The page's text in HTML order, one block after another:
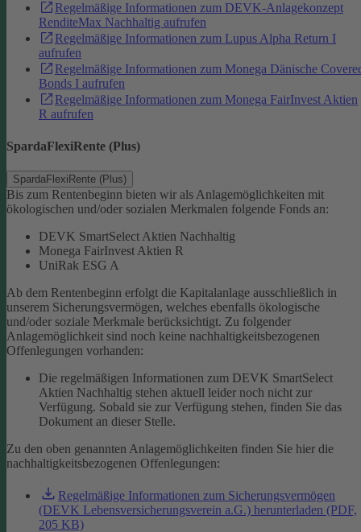
Regelmäßige Informationen zum DEVK-Anlagekonzept
RenditeMax Nachhaltig aufrufen
Regelmäßige Informationen zum Lupus Alpha Return I
aufrufen
Regelmäßige Informationen zum Monega Dänische
Bonds I aufrufen
Regelmäßige Informationen zum Monega FairInvest Aktien
R aufrufen
SpardaFlexiRente (Plus)
SpardaFlexiRente (Plus)
Bis zum Rentenbeginn bieten wir als Anlagemöglichkeiten mit
ökologischen und/oder sozialen Merkmalen folgende Fonds an:
DEVK SmartSelect Aktien Nachhaltig
Monega FairInvest Aktien R
UniRak ESG A
Ab dem Rentenbeginn erfolgt die Kapitalanlage ausschließlich in
unserem Sicherungsvermögen, welches ebenfalls ökologische
und/oder soziale Merkmale berücksichtigt. Zu folgender
Anlagemöglichkeit sind noch keine nachhaltigkeitsbezogenen
Offenlegungen vorhanden:
Die regelmäßigen Informationen zum DEVK SmartSelect
Aktien Nachhaltig stehen aktuell leider noch nicht zur
Verfügung. Sobald sie zur Verfügung stehen, finden Sie das
Dokument an dieser Stelle.
Zu den oben genannten Anlagemöglichkeiten finden Sie hier die
nachhaltigkeitsbezogenen Offenlegungen:
Regelmäßige Informationen zum Sicherungsvermögen
(DEVK Lebensversicherungsverein a.G.) herunterladen (PDF,
205 KB)